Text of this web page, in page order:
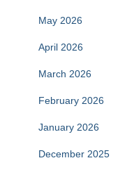
May 2026
April 2026
March 2026
February 2026
January 2026
December 2025